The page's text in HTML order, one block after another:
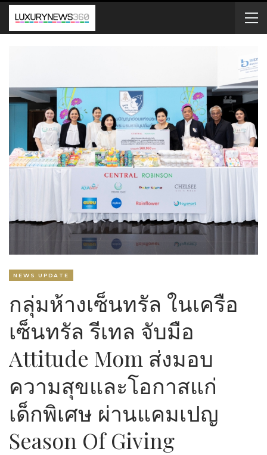
NEWS UPDATE
กลุ่มห้างเซ็นทรัล ในเครือ
เซ็นทรัล รีเทล จับมือ
Attitude Mom ส่งมอบ
ความสุขและโอกาสแก่
เด็กพิเศษ ผ่านแคมเปญ
Season Of Giving